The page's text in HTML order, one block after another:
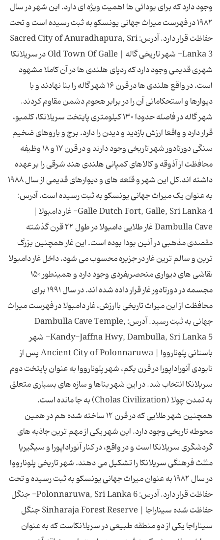
وجود دارد که برای بودائی ها اهمیت ویژه ای دارد. این شهر در سال
۱۹۸۲ در فهرست میراث جهانی یونسکو به ثبت رسیده است و تحت
حفاظت قرار دارد. آدرس: Sacred City of Anuradhapura, Sri
Lanka 3- شهر تاریخی گاله | Old Town Of Galle در سریلانکا
شهری قدیمی وجود دارد که ردپای هلندی ها در آن کاملا مشهود
است. در واقع هلندی ها در قرن ۱۶ شهر گاله را بنا نهادند و با
دیوارها و استحکاماتی آن را در برابر هجوم دشمن مقاوم کردند.
شهر گاله در فاصله حدودا ۱۳۰ کیلومتری پایتخت سریلانکا، کلمبو،
قرار دارد و واقعا ارزش بازدید و دیدن را دارد. برج و باروهای ضخیم
سنگی دورتادور شهر تاریخی وجود دارند و در قرن ۱۷ و ۱۸ وظیفه
محافظت از آذوقه و کالاهای کمپانی هلندی هند شرقی را بر عهده
داشته اند.کل این شهر و قلعه های و دیوارهای قدیمی از سال ۱۹۸۸
به عنوان یک میراث جهانی یونسکو به ثبت رسیده است. آدرس:
Galle Dutch Fort, Galle, Sri Lanka 4- غار دامبولا |
Dambulla Cave غار طلایی دامبولا در طول ۲۲ قرن گذشته
مقصدی مذهبی در آئین بودا بوده است. این غار همچنین بزرگ
ترین و سالم ترین غار در جزیره محسوب می شود. داخل غار دامبولا
نقاشی های دیواری منحصربفردی وجود دارد و همینطور ۱۵۰
مجسمه در دورتادور غار قرار داده شده اند. در سال ۱۹۹۱ برای
محافظت از این میراث تاریخی باارزش، غار دامبولا در فهرست میراث
جهانی به ثبت رسید. آدرس: Dambulla Cave Temple,
Kandy-Jaffna Hwy, Dambulla, Sri Lanka 5- شهر
باستانی پلونارووا | Ancient City of Polonnaruwa پس از
نابودی آنوراداپورا در قرن یکم، شهر پلونارووا به عنوان پایتخت دوم
سریلانکا انتخاب شد. در این شهر بناها و سازه های بسیاری متعلق
به تمدن چولا (Cholas Civilization) به جا مانده است.
همچنین شهر طلایی که در قرن ۱۲ ساخته شده هم در همین
محوطه تاریخی وجود دارد. این شهر یکی از مهم ترین جاذبه های
گردشگری سریلانکا است و در واقع، در کنار آنوراداپورا و سیگیریا
مثلث فرهنگی سریلانکا را تشکیل می دهند. شهر تاریخی پلونارووا
در سال ۱۹۸۲ به عنوان میراث جهانی یونسکو به ثبت رسیده و تحت
حفاظت قرار دارد. آدرس: Polonnaruwa, Sri Lanka 6- جنگل
حفاظت شده سیناراجا | Sinharaja Forest Reserve جنگل
سیناراجا یکی از دو منطقه طبیعی در سریلانکاست که به عنوان